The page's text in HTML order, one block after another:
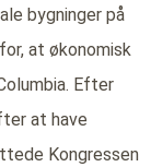
bygninger på
at økonomisk
Efter
at have
Kongressen